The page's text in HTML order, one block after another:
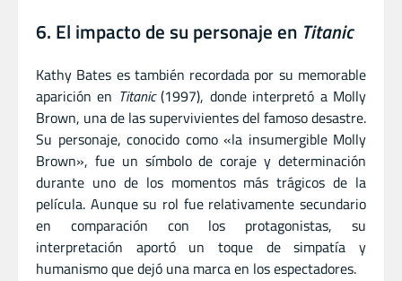
6. El impacto de su personaje en Titanic
Kathy Bates es también recordada por su memorable
aparición en Titanic(1997), donde interpretó a Molly
Brown, una de las supervivientes del famoso desastre.
Su personaje, conocido como «la insumergible Molly
Brown», fue un símbolo de coraje y determinación
durante uno de los momentos más trágicos de la
película. Aunque su rol fue relativamente secundario
en comparación con los protagonistas, su
interpretación aportó un toque de simpatía y
humanismo que dejó una marca en los espectadores.